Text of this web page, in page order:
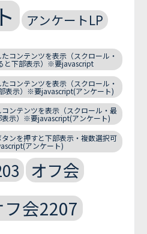
アンケートLP
コンテンツを表示（スクロール・
と下部表示）※要javascript
コンテンツを表示（スクロール・
表示）※要javascript(アンケート)
ンテンツを表示（スクロール・最
示）※要javascript(アンケート)
ンを押すと下部表示・複数選択可
アンケート)
オフ会
フ会2207